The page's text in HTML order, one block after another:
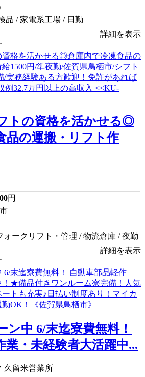
品 / 家電系工場 / 日勤
詳細を表示
トの資格を活かせる◎
品の運搬・リフト作
円
ォークリフト・管理 / 物流倉庫 / 夜勤
詳細を表示
ン中 6/末迄寮費無料！
業・未経験者大活躍中...
久留米営業所